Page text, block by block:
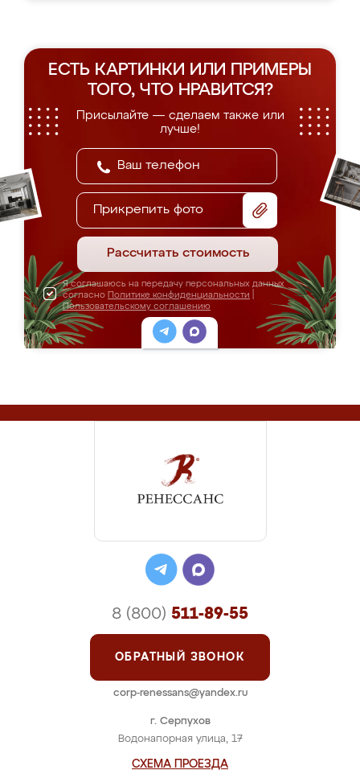
ЕСТЬ КАРТИНКИ ИЛИ ПРИМЕРЫ
ТОГО, ЧТО НРАВИТСЯ?
Присылайте — сделаем также или
лучше!
Прикрепить фото
Рассчитать стоимость
Я соглашаюсь на передачу персональных данных
согласно Политике конфиденциальности
Пользовательскому соглашению
г. Серпухов
Водонапорная улица, 17
СХЕМА ПРОЕЗДА
8 (800) 511-89-55
ОБРАТНЫЙ ЗВОНОК
corp-renessans@yandex.ru